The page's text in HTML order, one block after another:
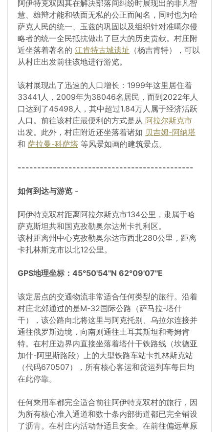
阿伊特克双因其在解决部落间纠纷时展现出的非凡智
慧、雄辩才能和铁面无私的公正而闻名，同时也为哈
萨克人民的统一、玉兹的巩固以及组织针对准噶尔侵
略者的统一全民抵抗做出了巨大的历史贡献。村庄附
近坐落着著名的 江肯特古城遗址 （杨吉肯特），可以
从村庄出发前往该地进行游览。
该村展现出了迅速的人口增长：1999年这里居住着
33441人，2009年为38046名居民，而到2022年人
口达到了45498人，其中超过1.84万人属于经济活跃
人口。前往该村庄最便利的方式是从 阿拉尔斯克市
出发。此外，村庄附近还坐落着诸如 贝吉姆-阿纳塔
和 萨拉曼-科萨塔 等风景如画的建筑景点。
---------------------------------------------
如何到达与游览 -
阿伊特克双村距离阿拉尔斯克市134公里，隶属于哈
萨克斯坦共和国克孜勒奥尔达州卡扎利区。
该村距离州中心克孜勒奥尔达市西北280公里，距离
卡扎林斯克市以北12公里。
GPS地理坐标：45°50'54"N 62°09'07"E
该定居点的交通物流非常适合任何类型的旅行。沿着
村庄北郊通过的是M-32国际公路（萨马拉-塔什
干），该公路向北将这里与阿克托别、乌拉尔连接并
通往俄罗斯边境，向南则通往土耳其斯坦和奇姆肯
特。在村庄边界内直接坐落着塔什干铁路线（坎德亚
加什-阿里斯路段）上的大型铁路车站卡扎林斯克站
（代码670507），所有核心客运和货运列车每日均
在此停靠。
任何乘用车都完全适合前往阿伊特克双村的旅行，因
为所有核心准入通道和数十条内部街道都已完全铺设
了沥青。在村庄内活动舒适且安全。在前往偏远草原